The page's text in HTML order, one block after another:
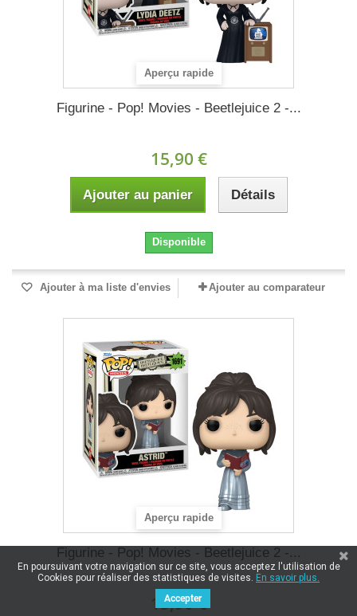
Aperçu rapide
Figurine - Pop! Movies - Beetlejuice 2 -...
15,90 €
Ajouter au panier Détails
Disponible
Ajouter à ma liste d'envies Ajouter au comparateur
Aperçu rapide
Figurine - Pop! Movies - Beetlejuice 2 -...
15,90 €
En poursuivant votre navigation sur ce site, vous acceptez l'utilisation de
Cookies pour réaliser des statistiques de visites. En savoir plus.
Accepter